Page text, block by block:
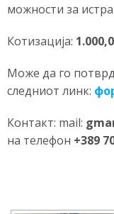
можности за
Котизација:
Може да го
следниот линк:
Контакт: mail:
на телефон +389